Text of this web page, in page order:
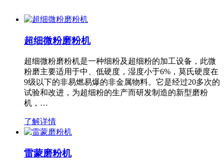
超细微粉磨粉机
超细微粉磨粉机是一种细粉及超细粉的加工设备，此微
粉磨主要适用于中、低硬度，湿度小于6%，莫氏硬度在
9级以下的非易燃易爆的非金属物料。它是经过20多次的
试验和改进，为超细粉的生产而研发制造的新型磨粉
机，…
了解详情
雷蒙磨粉机